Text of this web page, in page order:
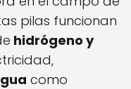
pilas funcionan
hidrógeno y
como